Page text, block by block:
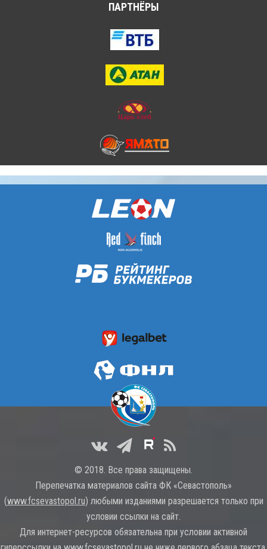
ПАРТНЁРЫ
© 2018. Все права защищены.
Перепечатка материалов сайта ФК «Севастополь»
(www.fcsevastopol.ru) любыми изданиями разрешается только при
условии ссылки на сайт.
Для интернет-ресурсов обязательна при условии активной